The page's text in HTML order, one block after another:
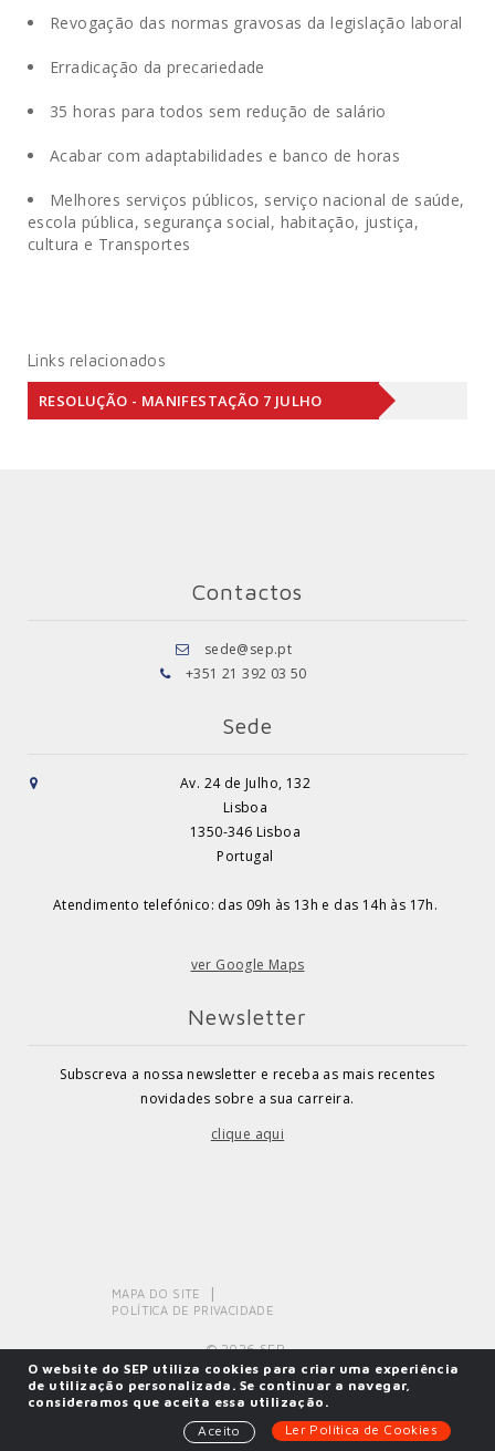
Revogação das normas gravosas da legislação laboral
Erradicação da precariedade
35 horas para todos sem redução de salário
Acabar com adaptabilidades e banco de horas
Melhores serviços públicos, serviço nacional de saúde,
escola pública, segurança social, habitação, justiça,
cultura e Transportes
Links relacionados
RESOLUÇÃO - MANIFESTAÇÃO 7 JULHO
Contactos
sede@sep.pt
+351 21 392 03 50
Sede
Av. 24 de Julho, 132
Lisboa
1350-346 Lisboa
Portugal
Atendimento telefónico: das 09h às 13h e das 14h às 17h.
ver Google Maps
Newsletter
Subscreva a nossa newsletter e receba as mais recentes
novidades sobre a sua carreira.
clique aqui
MAPA DO SITE
POLÍTICA DE PRIVACIDADE
© 2026 SEP.
Powered bySOLOS
O website do SEP utiliza cookies para criar uma experiência
de utilização personalizada. Se continuar a navegar,
consideramos que aceita essa utilização.
Ler Política de Cookies
Aceito